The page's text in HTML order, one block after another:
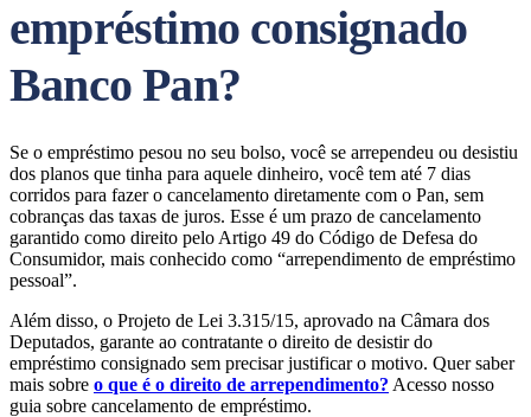
empréstimo consignado
Banco Pan?
Se o empréstimo pesou no seu bolso, você se arrependeu ou desistiu
dos planos que tinha para aquele dinheiro, você tem até 7 dias
corridos para fazer o cancelamento diretamente com o Pan, sem
cobranças das taxas de juros. Esse é um prazo de cancelamento
garantido como direito pelo Artigo 49 do Código de Defesa do
Consumidor, mais conhecido como “arrependimento de empréstimo
pessoal”.
Além disso, o Projeto de Lei 3.315/15, aprovado na Câmara dos
Deputados, garante ao contratante o direito de desistir do
empréstimo consignado sem precisar justificar o motivo. Quer saber
mais sobre o que é o direito de arrependimento? Acesso nosso
guia sobre cancelamento de empréstimo.